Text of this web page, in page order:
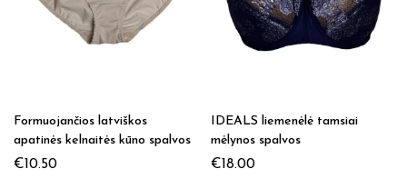
Formuojančios latviškos
apatinės kelnaitės kūno spalvos
€10.50
IDEALS liemenėlė tamsiai
mėlynos spalvos
€18.00